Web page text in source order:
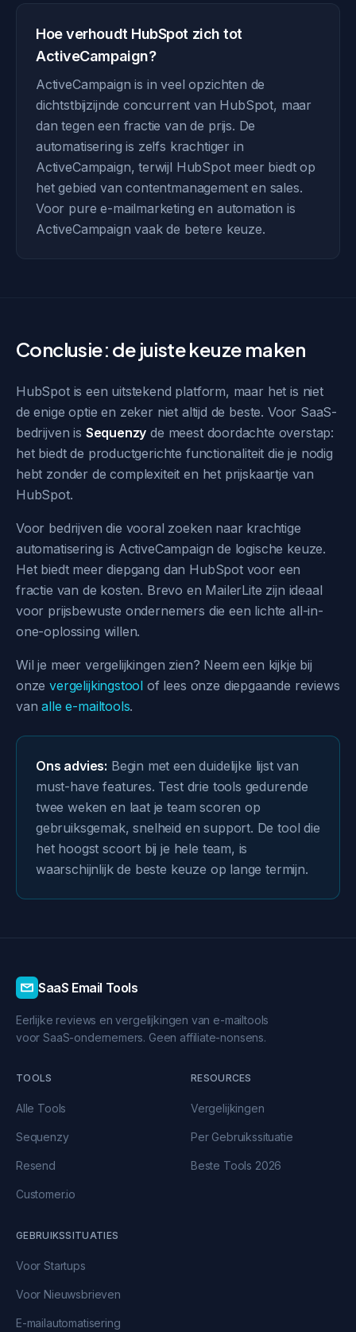
Hoe verhoudt HubSpot zich tot
ActiveCampaign?
ActiveCampaign is in veel opzichten de
dichtstbijzijnde concurrent van HubSpot, maar
dan tegen een fractie van de prijs. De
automatisering is zelfs krachtiger in
ActiveCampaign, terwijl HubSpot meer biedt op
het gebied van contentmanagement en sales.
Voor pure e-mailmarketing en automation is
ActiveCampaign vaak de betere keuze.
Conclusie: de juiste keuze maken
HubSpot is een uitstekend platform, maar het is niet
de enige optie en zeker niet altijd de beste. Voor SaaS-
bedrijven is Sequenzy de meest doordachte overstap:
het biedt de productgerichte functionaliteit die je nodig
hebt zonder de complexiteit en het prijskaartje van
HubSpot.
Voor bedrijven die vooral zoeken naar krachtige
automatisering is ActiveCampaign de logische keuze.
Het biedt meer diepgang dan HubSpot voor een
fractie van de kosten. Brevo en MailerLite zijn ideaal
voor prijsbewuste ondernemers die een lichte all-in-
one-oplossing willen.
Wil je meer vergelijkingen zien? Neem een kijkje bij
onzevergelijkingstool of lees onze diepgaande reviews
vanalle e-mailtools.
Ons advies: Begin met een duidelijke lijst van
must-have features. Test drie tools gedurende
twee weken en laat je team scoren op
gebruiksgemak, snelheid en support. De tool die
het hoogst scoort bij je hele team, is
waarschijnlijk de beste keuze op lange termijn.
SaaS Email Tools
Eerlijke reviews en vergelijkingen van e-mailtools
voor SaaS-ondernemers. Geen affiliate-nonsens.
TOOLS
Alle Tools
Sequenzy
Resend
Customer.io
RESOURCES
Vergelijkingen
Per Gebruikssituatie
Beste Tools 2026
GEBRUIKSSITUATIES
Voor Startups
Voor Nieuwsbrieven
E-mailautomatisering